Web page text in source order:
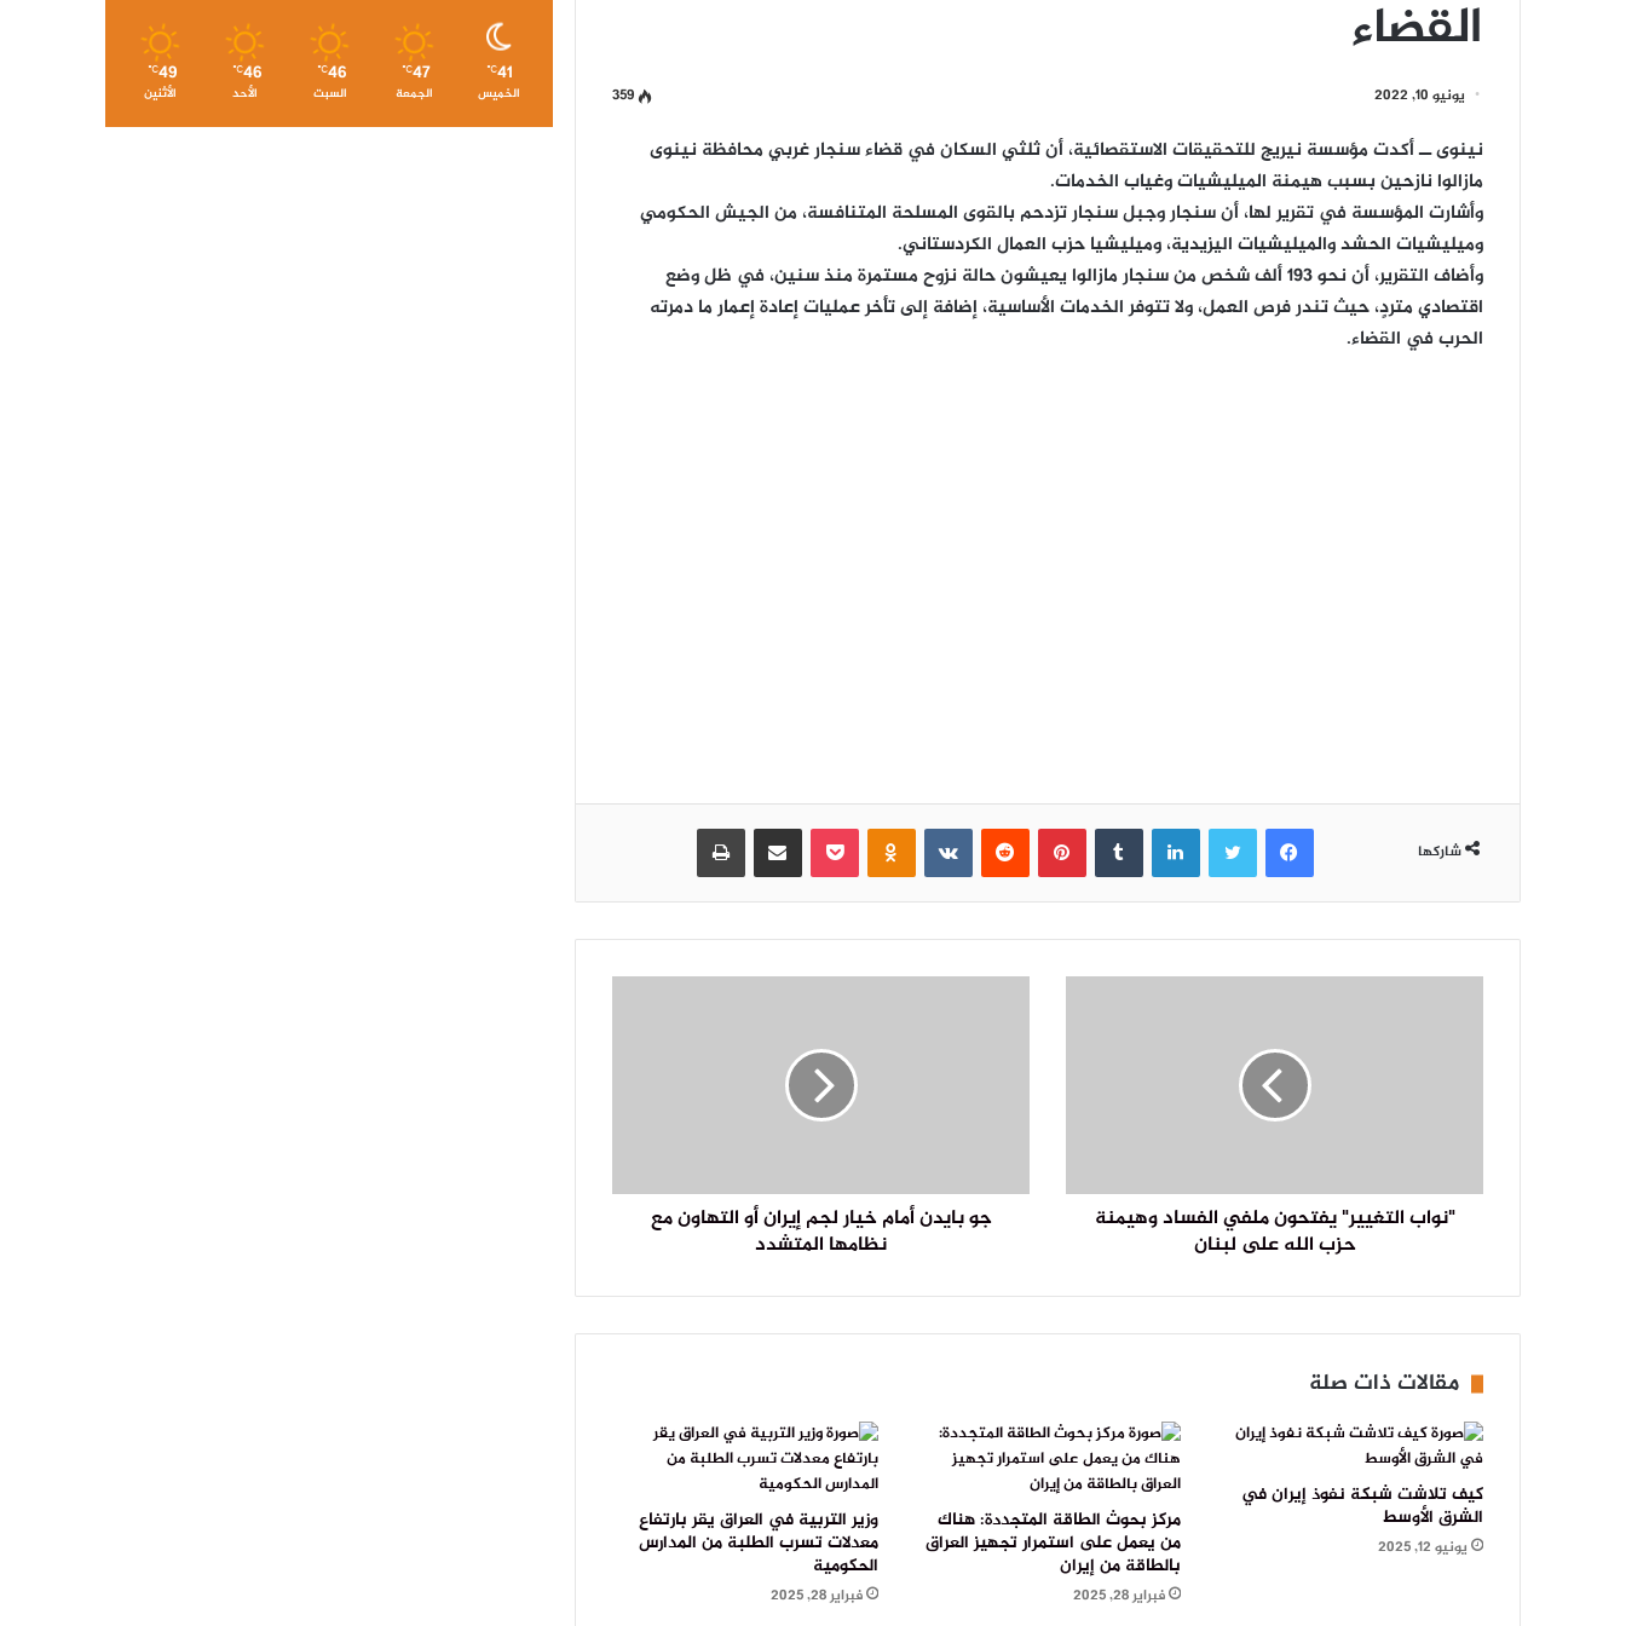
القضاء
يونيو 10, 2022 359
نينوى ــ أكدت مؤسسة نيريج للتحقيقات الاستقصائية، أن ثلثي السكان في قضاء سنجار غربي محافظة نينوى
مازالوا نازحين بسبب هيمنة الميليشيات وغياب الخدمات.
وأشارت المؤسسة في تقرير لها، أن سنجار وجبل سنجار تزدحم بالقوى المسلحة المتنافسة، من الجيش الحكومي
وميليشيات الحشد والميليشيات اليزيدية، وميليشيا حزب العمال الكردستاني.
وأضاف التقرير، أن نحو 193 ألف شخص من سنجار مازالوا يعيشون حالة نزوح مستمرة منذ سنين، في ظل وضع
اقتصادي متردٍ، حيث تندر فرص العمل، ولا تتوفر الخدمات الأساسية، إضافة إلى تأخر عمليات إعادة إعمار ما دمرته
الحرب في القضاء.
شاركها
فيسبوك لينكدإن بينتيريست بوكيت مشاركة عبر البريد
"نواب التغيير" يفتحون ملفي الفساد وهيمنة
حزب الله على لبنان
جو بايدن أمام خيار لجم إيران أو التهاون مع
نظامها المتشدد
مقالات ذات صلة
كيف تلاشت شبكة نفوذ إيران في
الشرق الأوسط
يونيو 12, 2025
مركز بحوث الطاقة المتجددة: هناك
من يعمل على استمرار تجهيز العراق
بالطاقة من إيران
فبراير 28, 2025
وزير التربية في العراق يقر بارتفاع
معدلات تسرب الطلبة من المدارس
الحكومية
فبراير 28, 2025
41
℃
الخميس
47
℃
الجمعة
46
℃
السبت
46
℃
الأحد
49
℃
الأثنين